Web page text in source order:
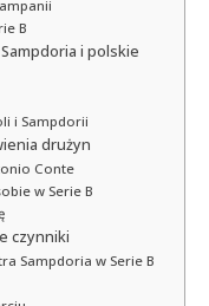
B
i polskie
i Sampdorii
drużyn
Conte
w Serie B
czynniki
Sampdoria w Serie B